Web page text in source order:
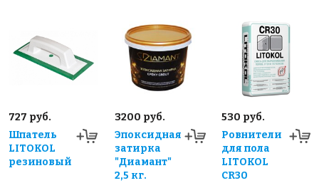
727 руб.
Шпатель
LITOKOL
резиновый
3200 руб.
Эпоксидная
затирка
"Диамант"
2,5 кг.
530 руб.
Ровнители
для пола
LITOKOL
CR30